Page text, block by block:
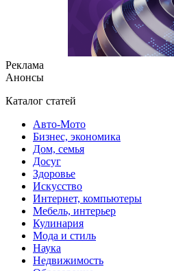
Реклама
Анонсы
Каталог статей
Авто-Мото
Бизнес, экономика
Дом, семья
Досуг
Здоровье
Искусство
Интернет, компьютеры
Мебель, интерьер
Кулинария
Мода и стиль
Наука
Недвижимость